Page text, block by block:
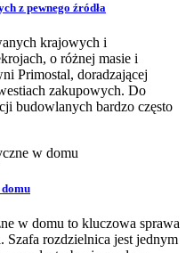
z pewnego źródła
krajowych i
o różnej masie i
Primostal, doradzającej
zakupowych. Do
budowlanych bardzo często
w domu to kluczowa sprawa
Szafa rozdzielnica jest jednym